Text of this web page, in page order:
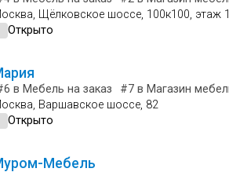
Щёлковское шоссе, 100к100, этаж 1
Открыто
в Магазин мебели #2в Мебельная
в Мебель на заказ #7 в Магазин
Варшавское шоссе, 82
Открыто
Мебель